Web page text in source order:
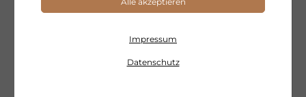
Impressum
Datenschutz